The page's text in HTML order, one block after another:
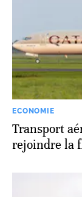
ECONOMIE
Transport
rejoindre la